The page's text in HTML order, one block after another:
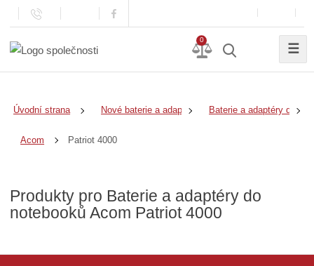
0
☰
Úvodní strana Nové baterie a adaptéry Baterie a adaptéry do
Acom Patriot 4000
Produkty pro Baterie a adaptéry do
notebooků Acom Patriot 4000